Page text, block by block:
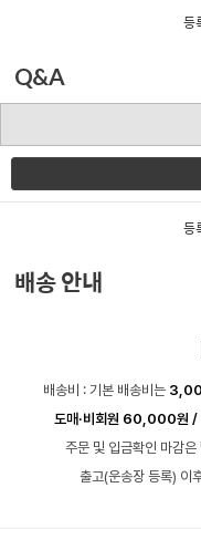
등
Q&A
등
배송 안내
배송비 : 기본 배송비는
도매·비회원 60,000원
주문 및 입금확인 마감은
출고(운송장 등록) 이